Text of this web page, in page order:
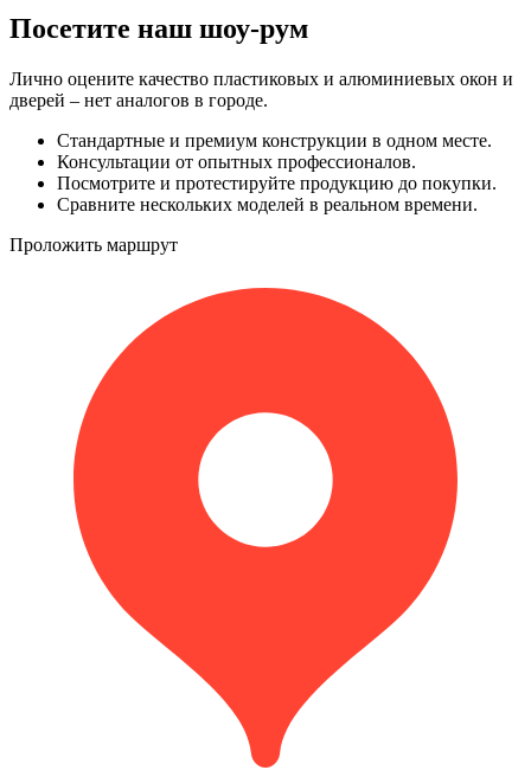
Посетите наш шоу-рум
Лично оцените качество пластиковых и алюминиевых окон и
дверей – нет аналогов в городе.
Стандартные и премиум конструкции в одном месте.
Консультации от опытных профессионалов.
Посмотрите и протестируйте продукцию до покупки.
Сравните нескольких моделей в реальном времени.
Проложить маршрут